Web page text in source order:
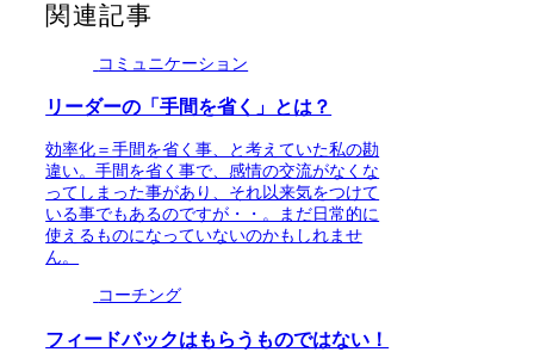
関連記事
コミュニケーション
リーダーの「手間を省く」とは？
効率化＝手間を省く事、と考えていた私の勘
違い。手間を省く事で、感情の交流がなくな
ってしまった事があり、それ以来気をつけて
いる事でもあるのですが・・。まだ日常的に
使えるものになっていないのかもしれませ
ん。
コーチング
フィードバックはもらうものではない！